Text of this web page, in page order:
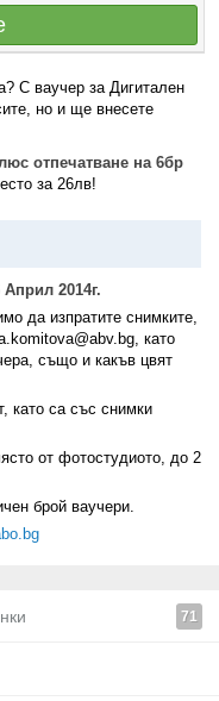
С ваучер за Дигитален
но и ще внесете
отпечатване на 6бр
за 26лв!
2014г.
да изпратите снимките,
като
също и какъв цвят
като са със снимки
от фотостудиото, до 2
брой ваучери.
71